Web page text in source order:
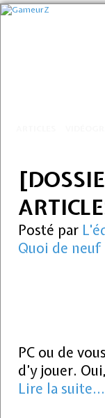
Posté par
Quoi de neuf
PC ou de
d’y jouer.
Lire la suite...